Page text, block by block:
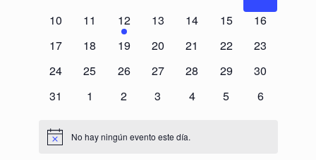
10
11 12 13 14 15
16
17
18 19 20 21 22
23
24
25 26 27 28 29
30
31
1 2 3 4 5 6
Aviso No hay ningún evento este día.